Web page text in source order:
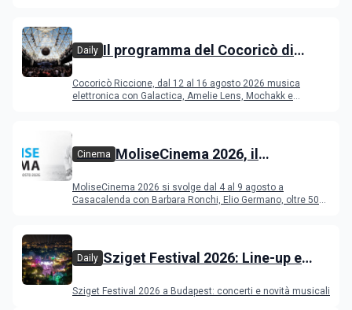
Daily Il programma del Cocoricò di
Cocoricò Riccione, dal 12 al 16 agosto 2026 musica
elettronica con Galactica, Amelie Lens, Mochakk e
Cinema MoliseCinema 2026, il
MoliseCinema 2026 si svolge dal 4 al 9 agosto a
Casacalenda con Barbara Ronchi, Elio Germano, oltre 50
Daily Sziget Festival 2026: Line-up e
Sziget Festival 2026 a Budapest: concerti e novità musicali